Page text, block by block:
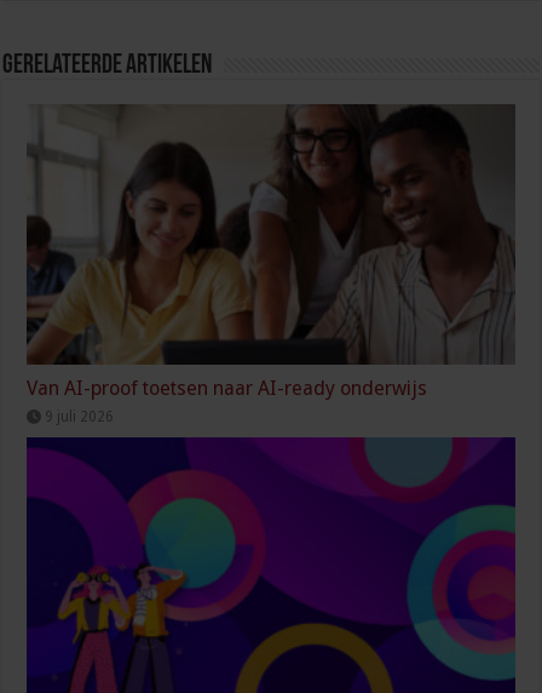
Gerelateerde Artikelen
Van AI-proof toetsen naar AI-ready onderwijs
9 juli 2026